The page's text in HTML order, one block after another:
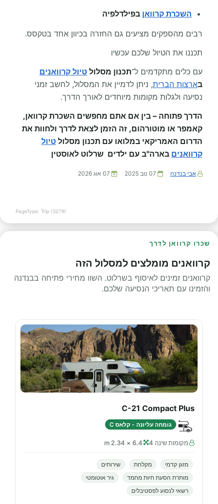
השכרת קרוואן בפילדלפיה
רבים מהספקים מציעים גם החזרה בכיוון אחד בטקסס.
תכננו את הטיול שלכם עכשיו
עם כלים מתקדמים ל־תכנון מסלול טיול קרוואנים
בארצות הברית, ניתן לדמיין את המסלול, לחשב זמני
נסיעה ולגלות מקומות מיוחדים לאורך הדרך.
הדרך פתוחה – בין אם אתם מחפשים השכרת קרוואן,
קאמפר או מוטורהום, זה הזמן לצאת לדרך ולחוות את
הדרום האמריקאי במלואו עם תכנון מסלול טיול
קרוואנים בארה"ב עם ילדים שרלוט לאוסטין
אבי בנדנה 07 נוב 2025 07 אוג 2026
PageType: Trip (3279)
שכרו קרוואן לדרך
קרוואנים מומלצים למסלול הזה
קרוואנים זמינים לאיסוף בשרלוט. השוו מחירי פתיחה בבנדנה
והזמינו עם תאריכי הנסיעה שלכם.
C-21 Compact Plus
גומחה עליונה - קלאס C
מקומות שינה 4 6.4 × 2.34 m
מזגן קדמי מקלחת
שירותים
מותרת הסעת חיות מחמד
גיר אוטומטי
רשאי לנסוע לפסטיבלים